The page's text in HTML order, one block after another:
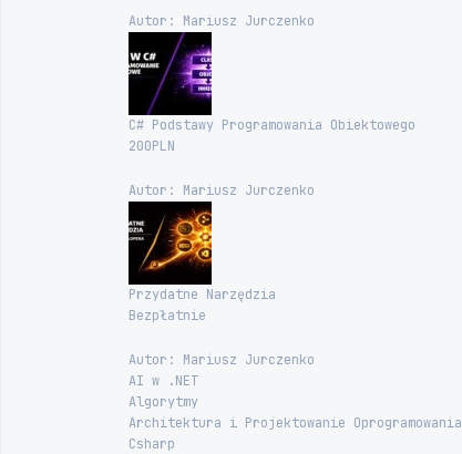
Autor: Mariusz Jurczenko
C# Podstawy Programowania Obiektowego
200PLN
Autor: Mariusz Jurczenko
Przydatne Narzędzia
Bezpłatnie
Autor: Mariusz Jurczenko
AI w .NET
Algorytmy
Architektura i Projektowanie Oprogramowania
Csharp